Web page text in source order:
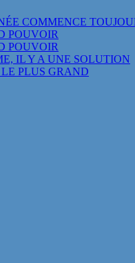
COMMENCE
POUVOIR
POUVOIR
IL Y A UNE SOLUTION
LE PLUS GRAND